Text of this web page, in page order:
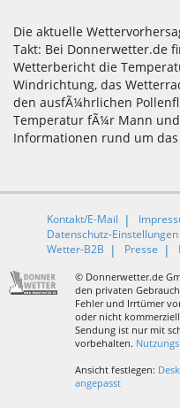
Die aktuelle
Takt: Bei Donnerwetter.de
Wetterbericht die
Windrichtung, das
den ausfÃ¼hrlichen
Temperatur fÃ¼r Mann
Informationen rund um
Kontakt/E-Mail
Datenschutz-Einstellungen
Wetter-B2B
Presse
© Donnerwetter.de
den privaten
Fehler und Irrtümer
oder nicht
Sendung ist nur mit
vorbehalten.
Ansicht festlegen:
angepasst